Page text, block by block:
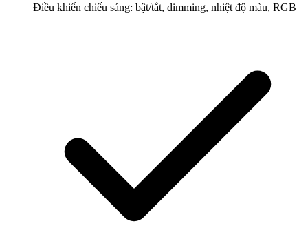
Điều khiển chiếu sáng: bật/tắt, dimming, nhiệt độ màu, RGB